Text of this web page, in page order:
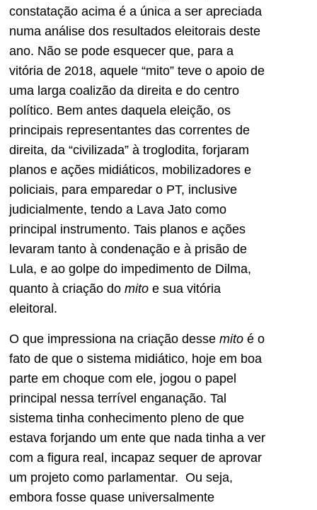
constatação acima é a única a ser apreciada
numa análise dos resultados eleitorais deste
ano. Não se pode esquecer que, para a
vitória de 2018, aquele “mito” teve o apoio de
uma larga coalizão da direita e do centro
político. Bem antes daquela eleição, os
principais representantes das correntes de
direita, da “civilizada” à troglodita, forjaram
planos e ações midiáticos, mobilizadores e
policiais, para emparedar o PT, inclusive
judicialmente, tendo a Lava Jato como
principal instrumento. Tais planos e ações
levaram tanto à condenação e à prisão de
Lula, e ao golpe do impedimento de Dilma,
quanto à criação do mito e sua vitória
eleitoral.
O que impressiona na criação desse mito é o
fato de que o sistema midiático, hoje em boa
parte em choque com ele, jogou o papel
principal nessa terrível enganação. Tal
sistema tinha conhecimento pleno de que
estava forjando um ente que nada tinha a ver
com a figura real, incapaz sequer de aprovar
um projeto como parlamentar. Ou seja,
embora fosse quase universalmente